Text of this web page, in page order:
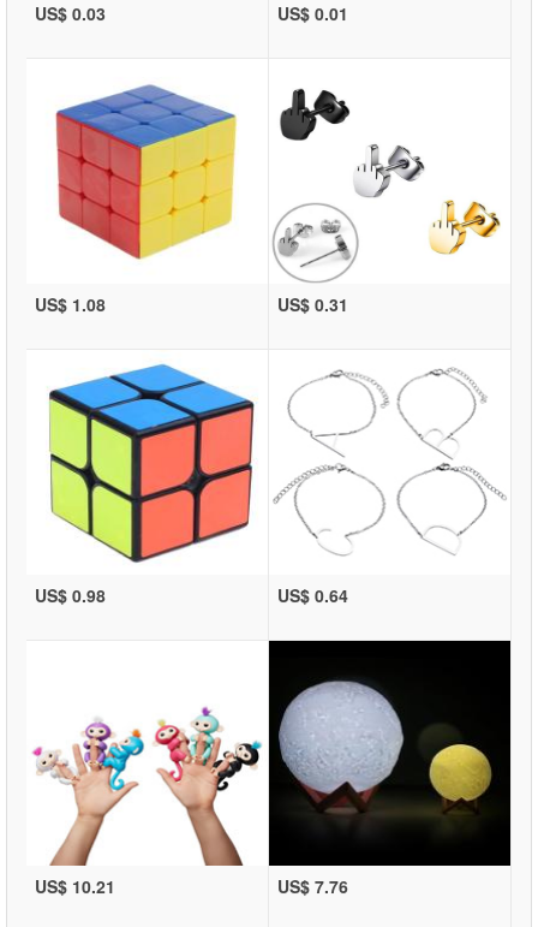
US$ 0.03 US$ 0.01
US$ 1.08 US$ 0.31
US$ 0.98 US$ 0.64
US$ 10.21 US$ 7.76